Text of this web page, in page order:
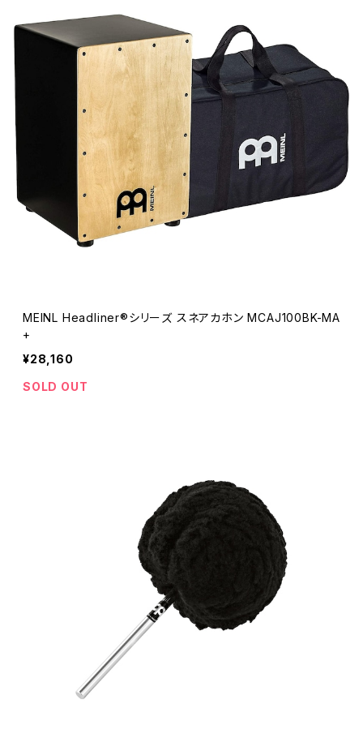
MEINL Headliner®シリーズ スネアカホン MCAJ100BK-MA
+
¥28,160
SOLD OUT